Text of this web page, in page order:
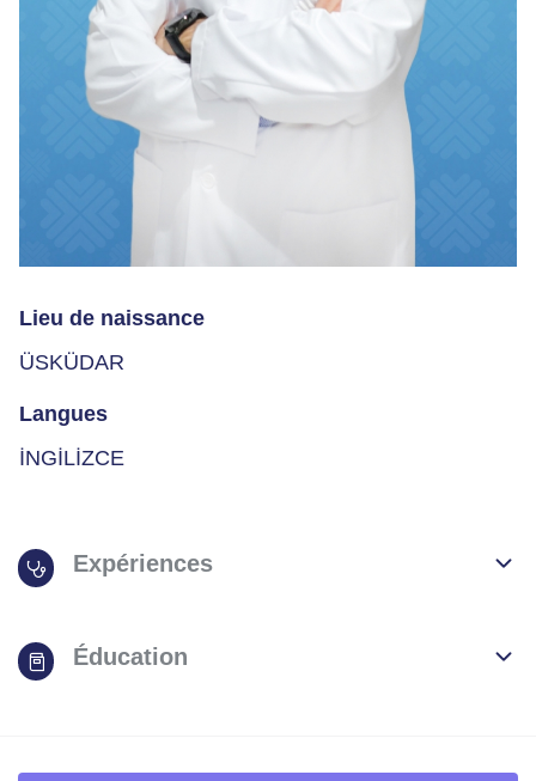
Lieu de naissance
ÜSKÜDAR
Langues
İNGİLİZCE
Expériences
Éducation